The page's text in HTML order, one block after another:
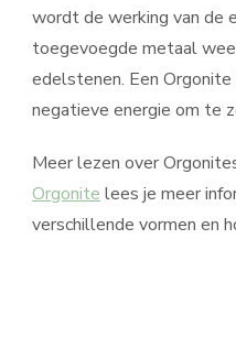
wordt de werking van
toegevoegde metaal
edelstenen. Een
negatieve energie om te
Meer lezen over
Orgonite lees je meer
verschillende vormen en